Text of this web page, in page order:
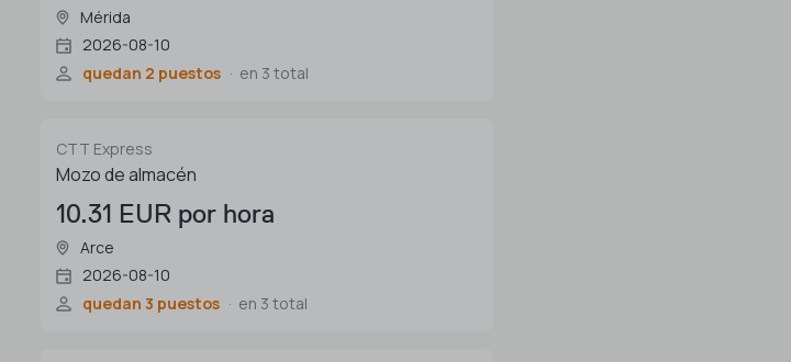
Mérida
2026-08-10
quedan 2 puestos
en 3 total
CTT Express
Mozo de almacén
10.31 EUR por hora
Arce
2026-08-10
quedan 3 puestos
en 3 total